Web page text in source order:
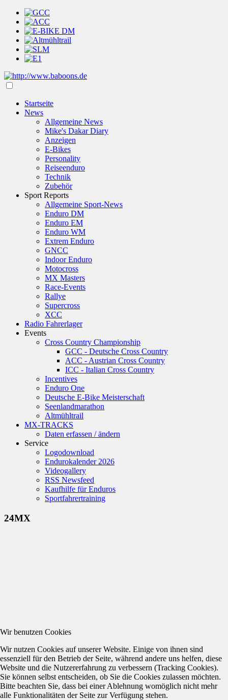
Startseite
News
Allgemeine News
Mike's Dakar Diary
Anzeigen
E-Bikes
Personality
Reiseenduro
Technik
Zubehör
Sport Reports
Allgemeine Sport-News
Enduro DM
Enduro EM
Enduro WM
Extrem Enduro
GNCC
Indoor Enduro
Motocross
MX Masters
Race-Events
Rallye
Supercross
XCC
Radio Fahrerlager
Events
Cross Country Championship
GCC - Deutsche Cross Country
ACC - Austrian Cross Country
ICC - Italian Cross Country
Incentives
Enduro One
Deutsche E-Bike Meisterschaft
Seenlandmarathon
Altmühltrail
MX-TRACKS
Daten erfassen / ändern
Service
Logodownload
Endurokalender 2026
Videogallery
RSS Newsfeed
Kaufhilfe für Enduros
Sportfahrertraining
24MX
Wir benutzen Cookies
Wir nutzen Cookies auf unserer Website. Einige von ihnen sind
essenziell für den Betrieb der Seite, während andere uns helfen, diese
Website und die Nutzererfahrung zu verbessern (Tracking Cookies).
Sie können selbst entscheiden, ob Sie die Cookies zulassen möchten.
Bitte beachten Sie, dass bei einer Ablehnung womöglich nicht mehr
alle Funktionalitäten der Seite zur Verfügung stehen.